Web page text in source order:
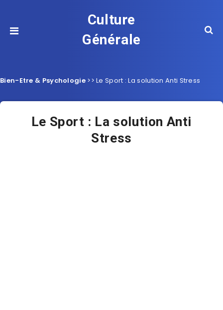
Culture
Générale
Bien-Etre & Psychologie>>Le Sport : La solution Anti Stress
Le Sport : La solution Anti
Stress